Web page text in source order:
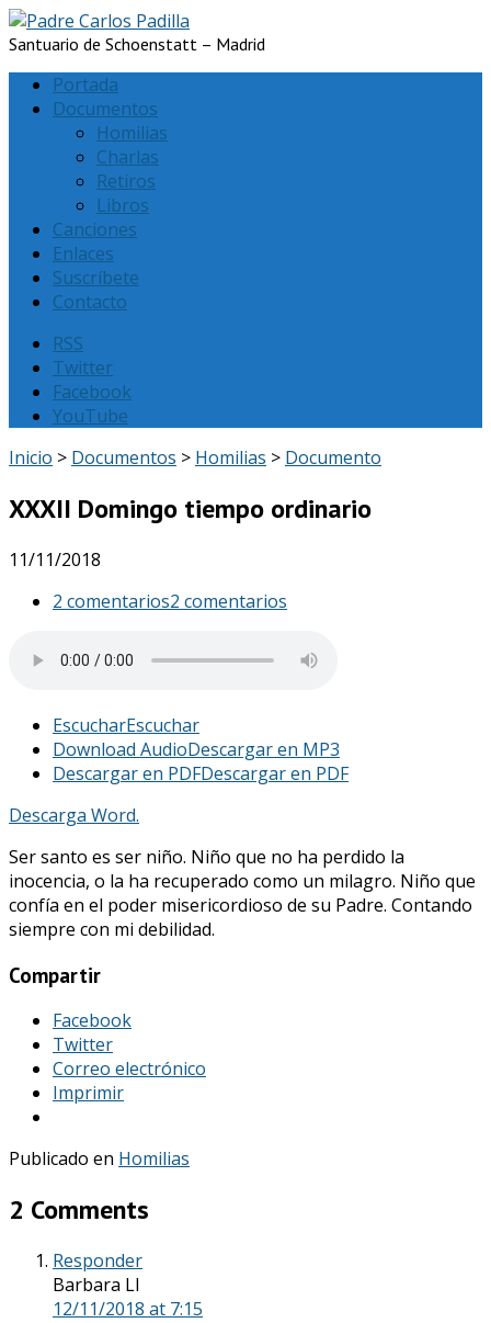
Santuario de Schoenstatt – Madrid
Portada
Documentos
Homilias
Charlas
Retiros
Libros
Canciones
Enlaces
Suscríbete
Contacto
RSS
Twitter
Facebook
YouTube
Inicio > Documentos > Homilias > Documento
XXXII Domingo tiempo ordinario
11/11/2018
2 comentarios2 comentarios
EscucharEscuchar
Download AudioDescargar en MP3
Descargar en PDFDescargar en PDF
Descarga Word.
Ser santo es ser niño. Niño que no ha perdido la
inocencia, o la ha recuperado como un milagro. Niño que
confía en el poder misericordioso de su Padre. Contando
siempre con mi debilidad.
Compartir
Facebook
Twitter
Correo electrónico
Imprimir
Publicado en Homilias
2 Comments
Responder
Barbara Ll
12/11/2018 at 7:15